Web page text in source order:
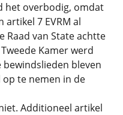
het overbodig, omdat
7 EVRM al
Raad van State achtte
Kamer werd
bewindslieden bleven
te nemen in de
Additioneel artikel